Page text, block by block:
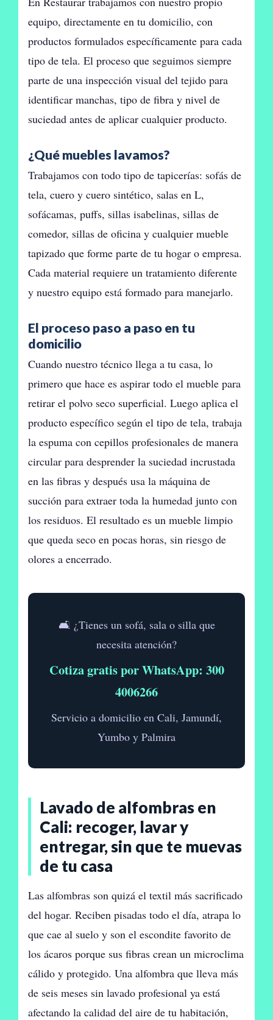
equipo, directamente en tu domicilio, con
productos formulados específicamente para cada
tipo de tela. El proceso que seguimos siempre
parte de una inspección visual del tejido para
identificar manchas, tipo de fibra y nivel de
suciedad antes de aplicar cualquier producto.
¿Qué muebles lavamos?
Trabajamos con todo tipo de tapicerías: sofás de
tela, cuero y cuero sintético, salas en L,
sofácamas, puffs, sillas isabelinas, sillas de
comedor, sillas de oficina y cualquier mueble
tapizado que forme parte de tu hogar o empresa.
Cada material requiere un tratamiento diferente
y nuestro equipo está formado para manejarlo.
El proceso paso a paso en tu
domicilio
Cuando nuestro técnico llega a tu casa, lo
primero que hace es aspirar todo el mueble para
retirar el polvo seco superficial. Luego aplica el
producto específico según el tipo de tela, trabaja
la espuma con cepillos profesionales de manera
circular para desprender la suciedad incrustada
en las fibras y después usa la máquina de
succión para extraer toda la humedad junto con
los residuos. El resultado es un mueble limpio
que queda seco en pocas horas, sin riesgo de
olores a encerrado.
🛋️ ¿Tienes un sofá, sala o silla que
necesita atención?
Cotiza gratis por WhatsApp: 300
4006266
Servicio a domicilio en Cali, Jamundí,
Yumbo y Palmira
Lavado de alfombras en
Cali: recoger, lavar y
entregar, sin que te muevas
de tu casa
Las alfombras son quizá el textil más sacrificado
del hogar. Reciben pisadas todo el día, atrapa lo
que cae al suelo y son el escondite favorito de
los ácaros porque sus fibras crean un microclima
cálido y protegido. Una alfombra que lleva más
de seis meses sin lavado profesional ya está
afectando la calidad del aire de tu habitación,